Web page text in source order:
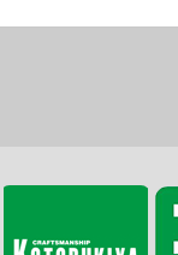
可動フィギ
カ”をコア
ーが手掛
ただけで